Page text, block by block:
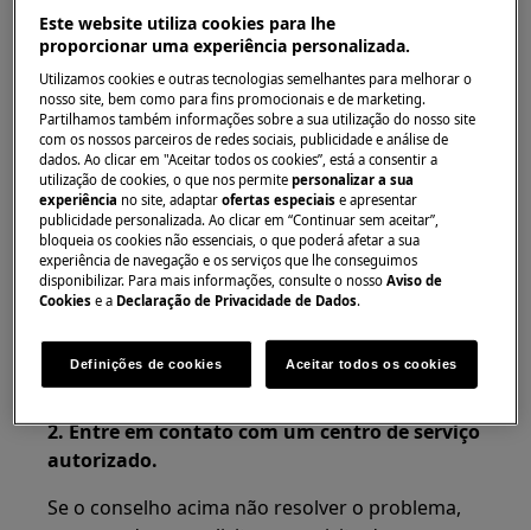
Metade da placa / 2 zonas não funcionam.
Aplica-se a:
placa de indução
fogão com placa de indução
fogão elétrico integrado
fogão com placa elétrica
Resolução:
1. Verifique se o aparelho está conectado
corretamente à fonte de alimentação.
Garanta uma instalação correta chamando um
instalador autorizado.
2.Entre em contato com um centro de serviço
autorizado.
Se o conselho acima não resolver o problema,
Este website utiliza cookies para lhe
proporcionar uma experiência personalizada.
Utilizamos cookies e outras tecnologias semelhantes para melhorar o
nosso site, bem como para fins promocionais e de marketing.
Partilhamos também informações sobre a sua utilização do nosso site
com os nossos parceiros de redes sociais, publicidade e análise de
dados. Ao clicar em "Aceitar todos os cookies”, está a consentir a
utilização de cookies, o que nos permitepersonalizar a sua
experiência no site, adaptarofertas especiaise apresentar
publicidade personalizada. Ao clicar em “Continuar sem aceitar”,
bloqueia os cookies não essenciais, o que poderá afetar a sua
experiência de navegação e os serviços que lhe conseguimos
disponibilizar. Para mais informações, consulte o nossoAviso de
Cookies e a Declaração de Privacidade de Dados.
Definições de cookies Aceitar todos os cookies